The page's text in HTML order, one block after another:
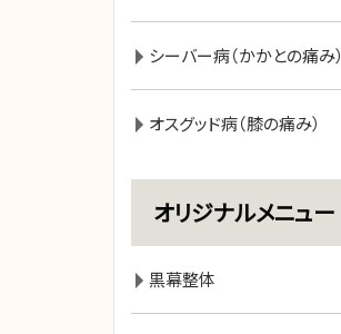
シーバー病（かかとの痛み）
オスグッド病（膝の痛み）
オリジナルメニュー
黒幕整体